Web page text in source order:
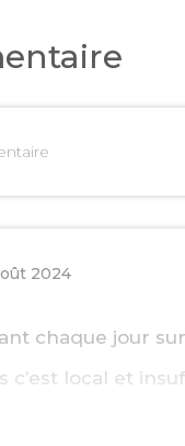
2024
chaque jour
c’est local et